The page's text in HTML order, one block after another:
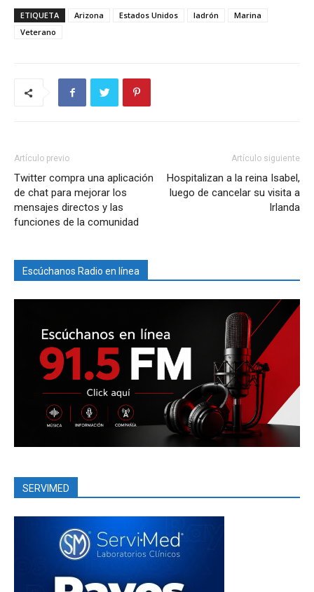
ETIQUETA Arizona Estados Unidos ladrón
Marina
Veterano
Artículo previo
Twitter compra una aplicación
de chat para mejorar los
mensajes directos y las
funciones de la comunidad
Artículo siguiente
Hospitalizan a la reina Isabel,
luego de cancelar su visita a
Irlanda
Escúchanos Radio en línea
SERVIMED